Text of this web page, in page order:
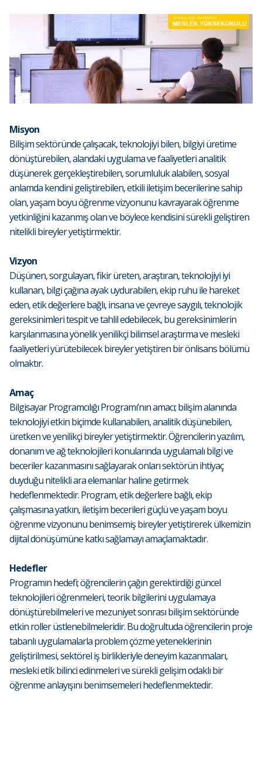
Misyon
Bilişim sektöründe çalışacak, teknolojiyi bilen, bilgiyi üretime
dönüştürebilen, alandaki uygulama ve faaliyetleri analitik
düşünerek gerçekleştirebilen, sorumluluk alabilen, sosyal
anlamda kendini geliştirebilen, etkili iletişim becerilerine sahip
olan, yaşam boyu öğrenme vizyonunu kavrayarak öğrenme
yetkinliğini kazanmış olan ve böylece kendisini sürekli geliştiren
nitelikli bireyler yetiştirmektir.
Vizyon
Düşünen, sorgulayan, fikir üreten, araştıran, teknolojiyi iyi
kullanan, bilgi çağına ayak uydurabilen, ekip ruhu ile hareket
eden, etik değerlere bağlı, insana ve çevreye saygılı, teknolojik
gereksinimleri tespit ve tahlil edebilecek, bu gereksinimlerin
karşılanmasına yönelik yenilikçi bilimsel araştırma ve mesleki
faaliyetleri yürütebilecek bireyler yetiştiren bir önlisans bölümü
olmaktır.
Amaç
Bilgisayar Programcılığı Programı’nın amacı; bilişim alanında
teknolojiyi etkin biçimde kullanabilen, analitik düşünebilen,
üretken ve yenilikçi bireyler yetiştirmektir. Öğrencilerin yazılım,
donanım ve ağ teknolojileri konularında uygulamalı bilgi ve
beceriler kazanmasını sağlayarak onları sektörün ihtiyaç
duyduğu nitelikli ara elemanlar haline getirmek
hedeflenmektedir. Program, etik değerlere bağlı, ekip
çalışmasına yatkın, iletişim becerileri güçlü ve yaşam boyu
öğrenme vizyonunu benimsemiş bireyler yetiştirerek ülkemizin
dijital dönüşümüne katkı sağlamayı amaçlamaktadır.
Hedefler
Programın hedefi; öğrencilerin çağın gerektirdiği güncel
teknolojileri öğrenmeleri, teorik bilgilerini uygulamaya
dönüştürebilmeleri ve mezuniyet sonrası bilişim sektöründe
etkin roller üstlenebilmeleridir. Bu doğrultuda öğrencilerin proje
tabanlı uygulamalarla problem çözme yeteneklerinin
geliştirilmesi, sektörel iş birlikleriyle deneyim kazanmaları,
mesleki etik bilinci edinmeleri ve sürekli gelişim odaklı bir
öğrenme anlayışını benimsemeleri hedeflenmektedir.